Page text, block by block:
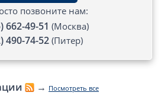
позвоните нам:
662-49-51 (Москва)
490-74-52 (Питер)
→ Посмотреть все